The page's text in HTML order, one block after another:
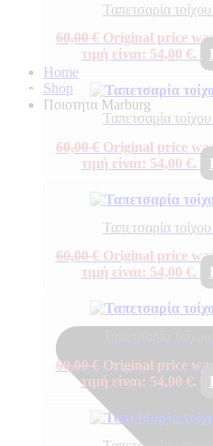
Home
Shop
Ποιοτητα Marburg
Ταπετσαρία
60,00€ Original price
τιμή είναι: 54,00 €.
Ταπετσαρία
60,00€ Original price
τιμή είναι: 54,00 €.
Ταπετσαρία
60,00€ Original price
τιμή είναι: 54,00 €.
60,00€ Original price
τιμή είναι: 54,00 €.